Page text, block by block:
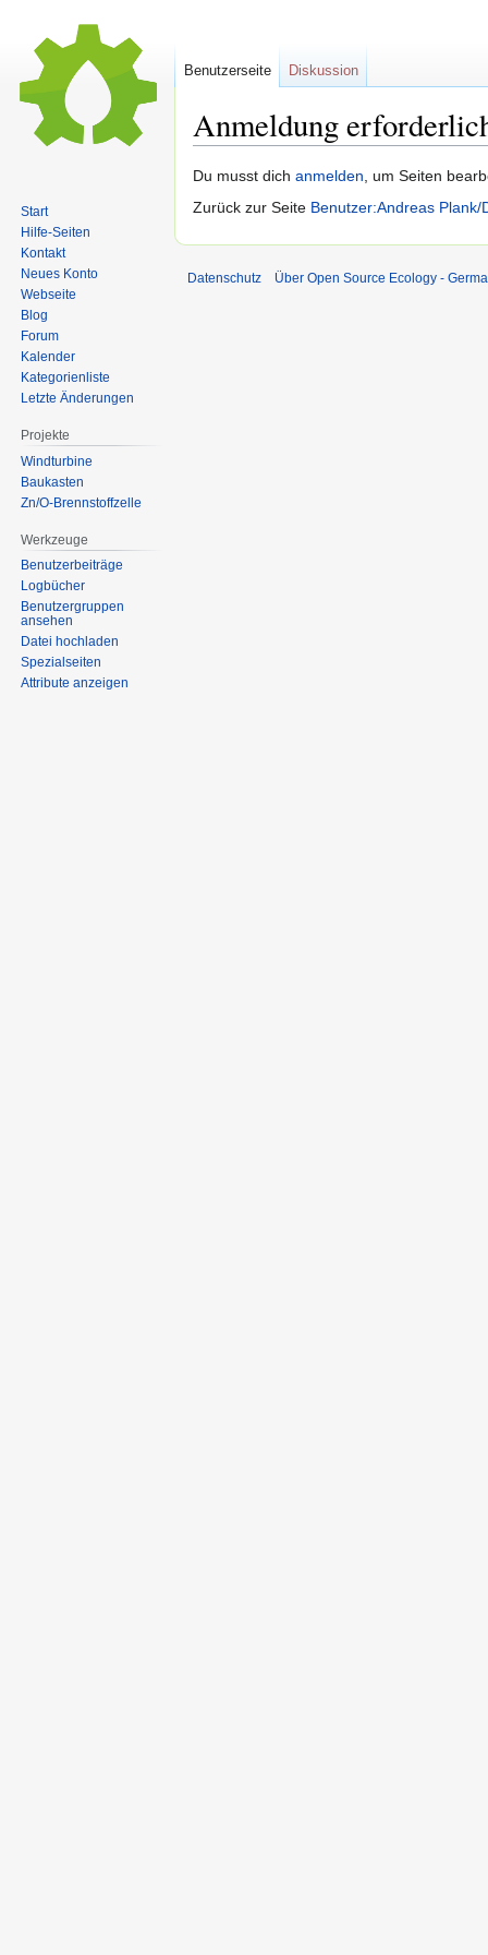
Anmeldung
Zur
Navigation
Zur
Suche
Du musst dich anmelden, um Seiten
Zurück zur Seite Benutzer:Andreas Plank/
Benutzerseite Diskussion
Start
Hilfe-Seiten
Kontakt
Neues Konto
Webseite
Blog
Forum
Kalender
Kategorienliste
Letzte Änderungen
Projekte
Windturbine
Baukasten
Zn/O-Brennstoffzelle
Werkzeuge
Benutzerbeiträge
Logbücher
Benutzergruppen
ansehen
Datei hochladen
Spezialseiten
Attribute anzeigen
Datenschutz Über Open Source Ecology -